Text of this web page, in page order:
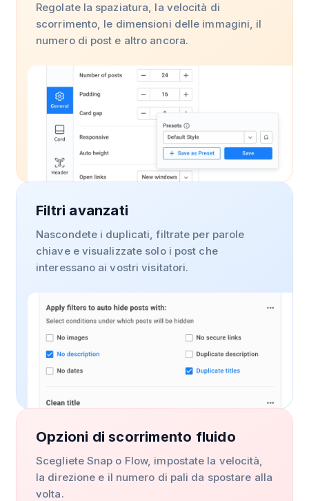
Regolate la spaziatura, la velocità di
scorrimento, le dimensioni delle immagini, il
numero di post e altro ancora.
Filtri avanzati
Nascondete i duplicati, filtrate per parole
chiave e visualizzate solo i post che
interessano ai vostri visitatori.
Opzioni di scorrimento fluido
Scegliete Snap o Flow, impostate la velocità,
la direzione e il numero di pali da spostare alla
volta.